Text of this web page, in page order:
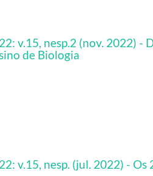
v.15, nesp.2 (nov. 2022) -
de Biologia
v.15, nesp. (jul. 2022) - Os